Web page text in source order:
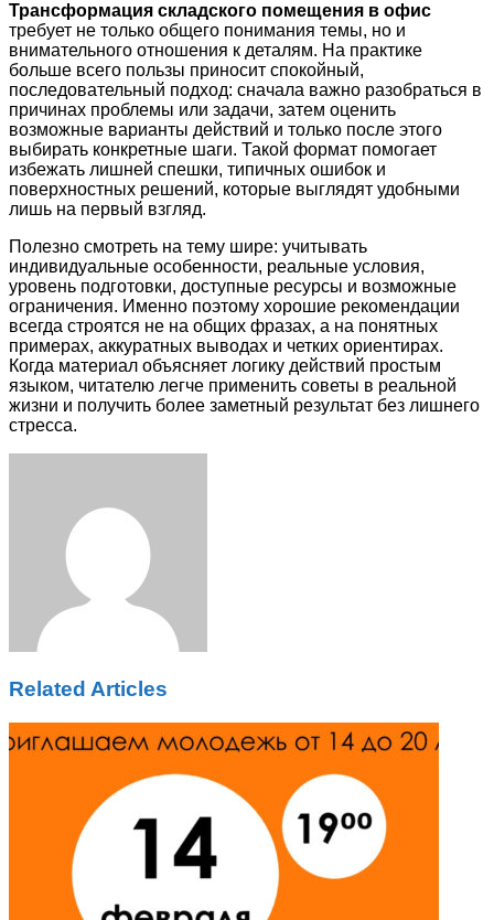
Трансформация складского помещения в офис
требует не только общего понимания темы, но и
внимательного отношения к деталям. На практике
больше всего пользы приносит спокойный,
последовательный подход: сначала важно разобраться в
причинах проблемы или задачи, затем оценить
возможные варианты действий и только после этого
выбирать конкретные шаги. Такой формат помогает
избежать лишней спешки, типичных ошибок и
поверхностных решений, которые выглядят удобными
лишь на первый взгляд.
Полезно смотреть на тему шире: учитывать
индивидуальные особенности, реальные условия,
уровень подготовки, доступные ресурсы и возможные
ограничения. Именно поэтому хорошие рекомендации
всегда строятся не на общих фразах, а на понятных
примерах, аккуратных выводах и четких ориентирах.
Когда материал объясняет логику действий простым
языком, читателю легче применить советы в реальной
жизни и получить более заметный результат без лишнего
стресса.
Related Articles